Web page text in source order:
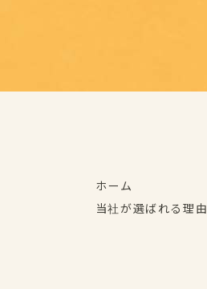
ホーム
当社が選ばれる理由